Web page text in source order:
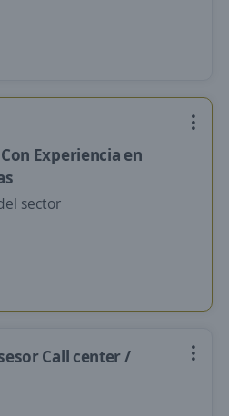
Experiencia en
sector
Call center /